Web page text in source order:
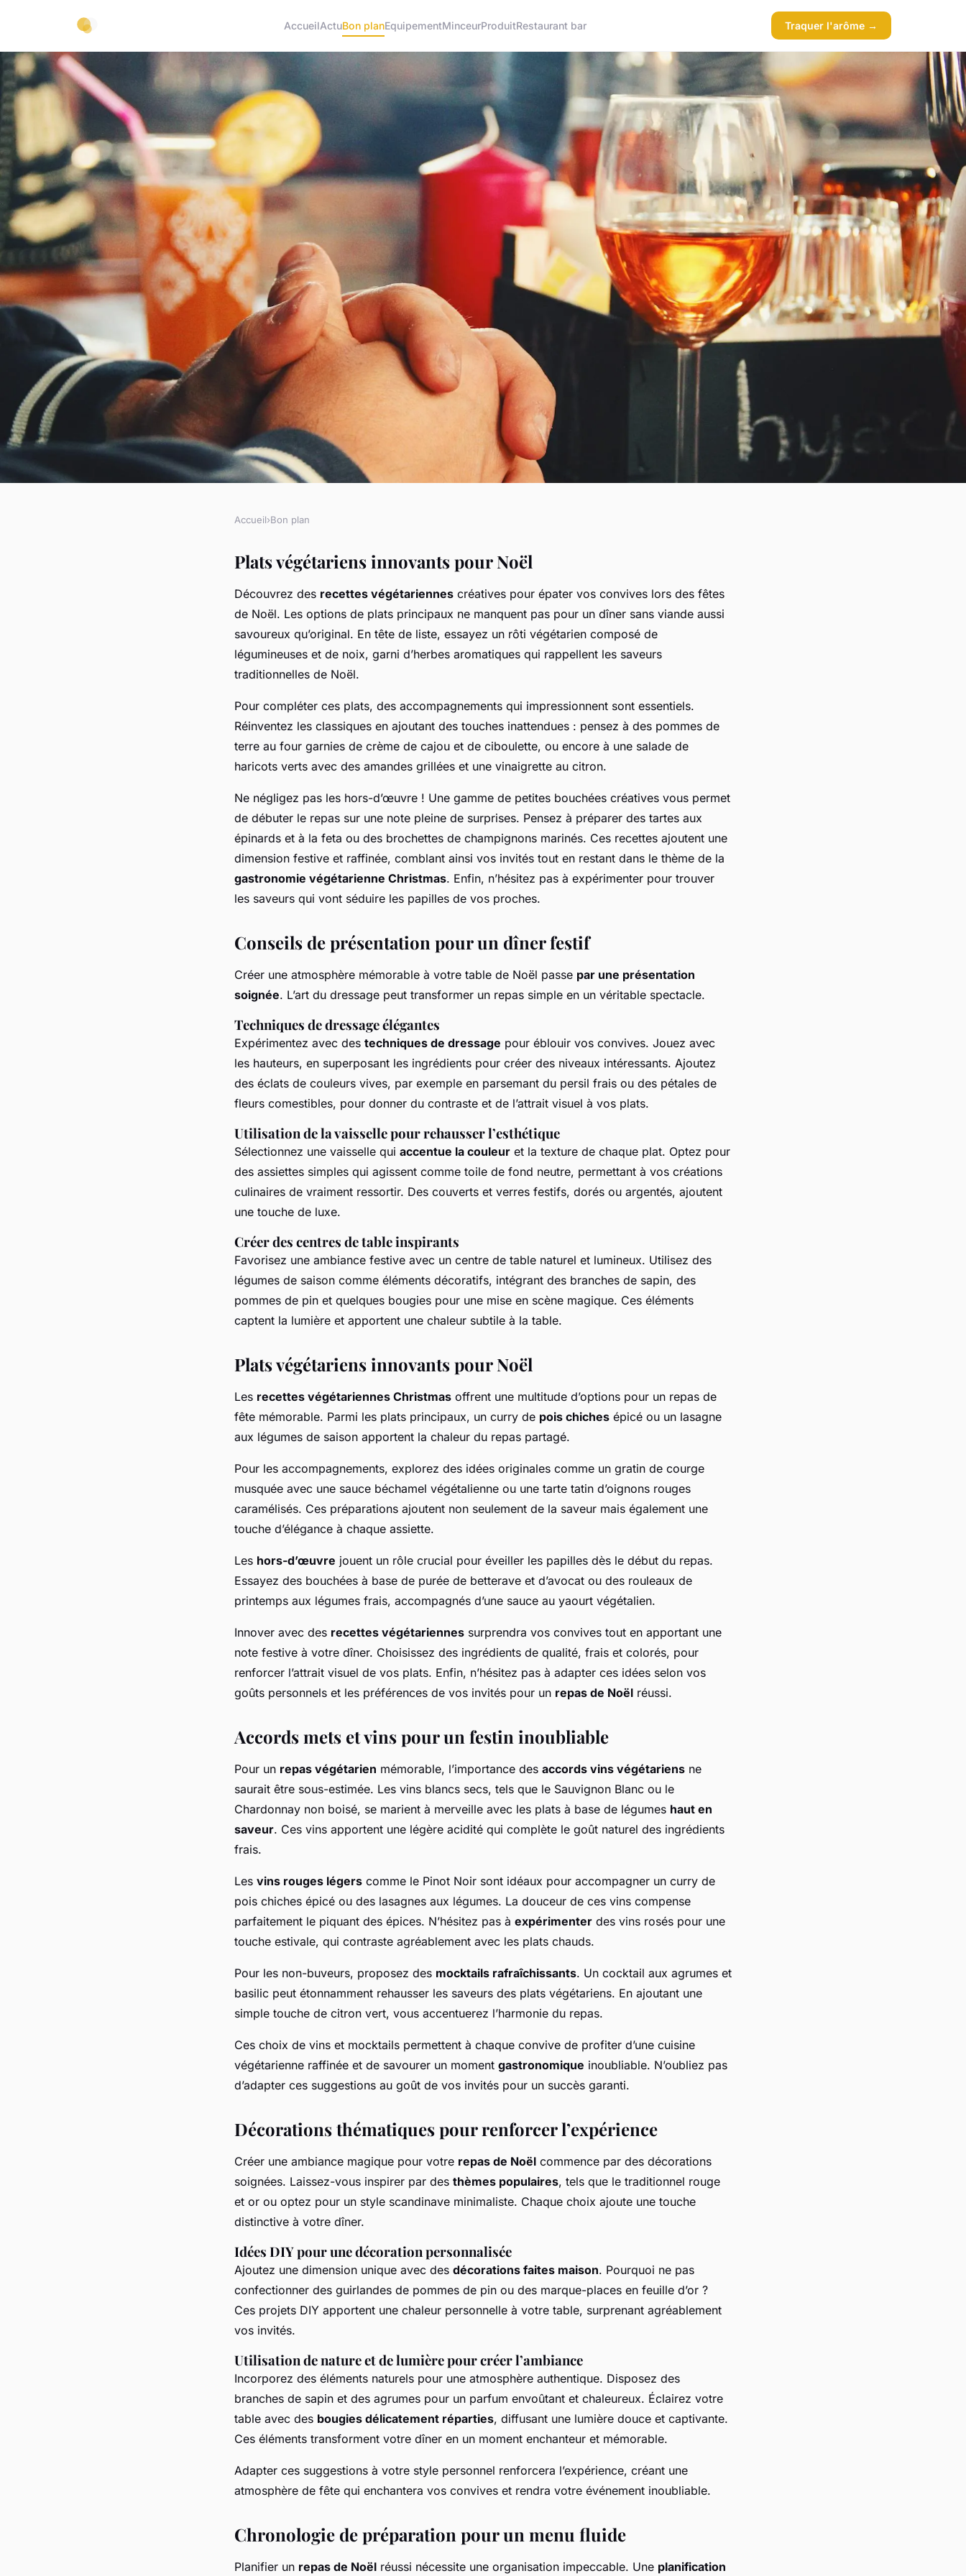
AccueilActuBon planEquipementMinceurProduitRestaurant bar Traquer l'arôme →
Festin de noël végétarien : créez un
dîner éblouissant avec des plats
innovants et savoureux!
Accueil›Bon plan
Plats végétariens innovants pour Noël
Découvrez des recettes végétariennes créatives pour épater vos convives lors des fêtes
de Noël. Les options de plats principaux ne manquent pas pour un dîner sans viande aussi
savoureux qu’original. En tête de liste, essayez un rôti végétarien composé de
légumineuses et de noix, garni d’herbes aromatiques qui rappellent les saveurs
traditionnelles de Noël.
Pour compléter ces plats, des accompagnements qui impressionnent sont essentiels.
Réinventez les classiques en ajoutant des touches inattendues : pensez à des pommes de
terre au four garnies de crème de cajou et de ciboulette, ou encore à une salade de
haricots verts avec des amandes grillées et une vinaigrette au citron.
Ne négligez pas les hors-d’œuvre ! Une gamme de petites bouchées créatives vous permet
de débuter le repas sur une note pleine de surprises. Pensez à préparer des tartes aux
épinards et à la feta ou des brochettes de champignons marinés. Ces recettes ajoutent une
dimension festive et raffinée, comblant ainsi vos invités tout en restant dans le thème de la
gastronomie végétarienne Christmas. Enfin, n’hésitez pas à expérimenter pour trouver
les saveurs qui vont séduire les papilles de vos proches.
Conseils de présentation pour un dîner festif
Créer une atmosphère mémorable à votre table de Noël passe par une présentation
soignée. L’art du dressage peut transformer un repas simple en un véritable spectacle.
Techniques de dressage élégantes
Expérimentez avec des techniques de dressage pour éblouir vos convives. Jouez avec
les hauteurs, en superposant les ingrédients pour créer des niveaux intéressants. Ajoutez
des éclats de couleurs vives, par exemple en parsemant du persil frais ou des pétales de
fleurs comestibles, pour donner du contraste et de l’attrait visuel à vos plats.
Utilisation de la vaisselle pour rehausser l’esthétique
Sélectionnez une vaisselle qui accentue la couleur et la texture de chaque plat. Optez pour
des assiettes simples qui agissent comme toile de fond neutre, permettant à vos créations
culinaires de vraiment ressortir. Des couverts et verres festifs, dorés ou argentés, ajoutent
une touche de luxe.
Créer des centres de table inspirants
Favorisez une ambiance festive avec un centre de table naturel et lumineux. Utilisez des
légumes de saison comme éléments décoratifs, intégrant des branches de sapin, des
pommes de pin et quelques bougies pour une mise en scène magique. Ces éléments
captent la lumière et apportent une chaleur subtile à la table.
Plats végétariens innovants pour Noël
Les recettes végétariennes Christmas offrent une multitude d’options pour un repas de
fête mémorable. Parmi les plats principaux, un curry de pois chiches épicé ou un lasagne
aux légumes de saison apportent la chaleur du repas partagé.
Pour les accompagnements, explorez des idées originales comme un gratin de courge
musquée avec une sauce béchamel végétalienne ou une tarte tatin d’oignons rouges
caramélisés. Ces préparations ajoutent non seulement de la saveur mais également une
touche d’élégance à chaque assiette.
Les hors-d’œuvre jouent un rôle crucial pour éveiller les papilles dès le début du repas.
Essayez des bouchées à base de purée de betterave et d’avocat ou des rouleaux de
printemps aux légumes frais, accompagnés d’une sauce au yaourt végétalien.
Innover avec des recettes végétariennes surprendra vos convives tout en apportant une
note festive à votre dîner. Choisissez des ingrédients de qualité, frais et colorés, pour
renforcer l’attrait visuel de vos plats. Enfin, n’hésitez pas à adapter ces idées selon vos
goûts personnels et les préférences de vos invités pour un repas de Noël réussi.
Accords mets et vins pour un festin inoubliable
Pour un repas végétarien mémorable, l’importance des accords vins végétariens ne
saurait être sous-estimée. Les vins blancs secs, tels que le Sauvignon Blanc ou le
Chardonnay non boisé, se marient à merveille avec les plats à base de légumes haut en
saveur. Ces vins apportent une légère acidité qui complète le goût naturel des ingrédients
frais.
Les vins rouges légers comme le Pinot Noir sont idéaux pour accompagner un curry de
pois chiches épicé ou des lasagnes aux légumes. La douceur de ces vins compense
parfaitement le piquant des épices. N’hésitez pas à expérimenter des vins rosés pour une
touche estivale, qui contraste agréablement avec les plats chauds.
Pour les non-buveurs, proposez des mocktails rafraîchissants. Un cocktail aux agrumes et
basilic peut étonnamment rehausser les saveurs des plats végétariens. En ajoutant une
simple touche de citron vert, vous accentuerez l’harmonie du repas.
Ces choix de vins et mocktails permettent à chaque convive de profiter d’une cuisine
végétarienne raffinée et de savourer un moment gastronomique inoubliable. N’oubliez pas
d’adapter ces suggestions au goût de vos invités pour un succès garanti.
Décorations thématiques pour renforcer l’expérience
Créer une ambiance magique pour votre repas de Noël commence par des décorations
soignées. Laissez-vous inspirer par des thèmes populaires, tels que le traditionnel rouge
et or ou optez pour un style scandinave minimaliste. Chaque choix ajoute une touche
distinctive à votre dîner.
Idées DIY pour une décoration personnalisée
Ajoutez une dimension unique avec des décorations faites maison. Pourquoi ne pas
confectionner des guirlandes de pommes de pin ou des marque-places en feuille d’or ?
Ces projets DIY apportent une chaleur personnelle à votre table, surprenant agréablement
vos invités.
Utilisation de nature et de lumière pour créer l’ambiance
Incorporez des éléments naturels pour une atmosphère authentique. Disposez des
branches de sapin et des agrumes pour un parfum envoûtant et chaleureux. Éclairez votre
table avec des bougies délicatement réparties, diffusant une lumière douce et captivante.
Ces éléments transforment votre dîner en un moment enchanteur et mémorable.
Adapter ces suggestions à votre style personnel renforcera l’expérience, créant une
atmosphère de fête qui enchantera vos convives et rendra votre événement inoubliable.
Chronologie de préparation pour un menu fluide
Planifier un repas de Noël réussi nécessite une organisation impeccable. Une planification